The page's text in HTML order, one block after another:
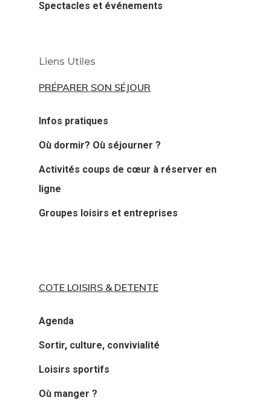
Spectacles et événements
Liens Utiles
PRÉPARER SON SÉJOUR
Infos pratiques
Où dormir? Où séjourner ?
Activités coups de cœur à réserver en
ligne
Groupes loisirs et entreprises
COTE LOISIRS & DETENTE
Agenda
Sortir, culture, convivialité
Loisirs sportifs
Où manger ?